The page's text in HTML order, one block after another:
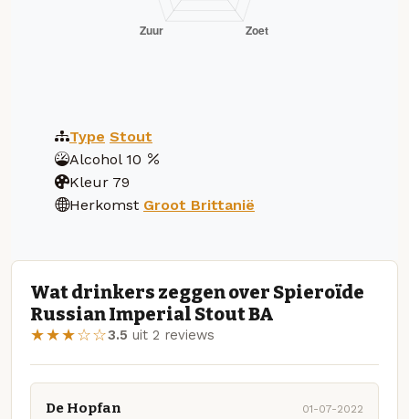
Type Stout
Alcohol 10
Kleur 79
Herkomst Groot Brittanië
Wat drinkers zeggen over Spieroïde
Russian Imperial Stout BA
★★★☆☆3.5 uit 2 reviews
De Hopfan 01-07-2022